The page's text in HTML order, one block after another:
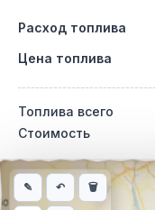
Расход топлива
Цена топлива
Топлива всего
Стоимость
Интерактивная карта
✎ ↶ 🗑